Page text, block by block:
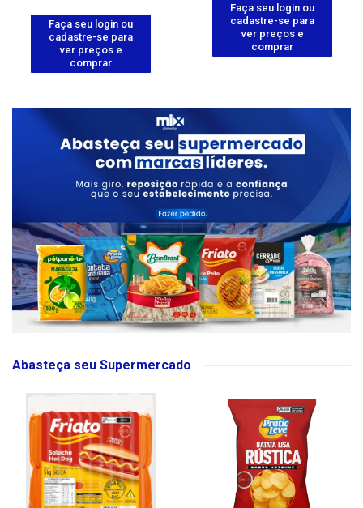
Faça seu login ou
cadastre-se para
ver preços e
comprar
Faça seu login ou
cadastre-se para
ver preços e
comprar
Abasteça seu Supermercado